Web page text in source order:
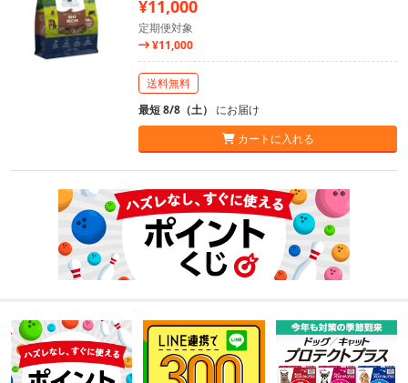
¥11,000
定期便対象
¥11,000
送料無料
最短 8/8（土） にお届け
カートに入れる